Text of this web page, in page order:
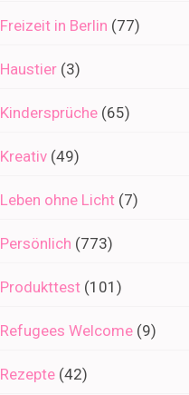
Freizeit in Berlin (77)
Haustier (3)
Kindersprüche (65)
Kreativ (49)
Leben ohne Licht (7)
Persönlich (773)
Produkttest (101)
Refugees Welcome (9)
Rezepte (42)